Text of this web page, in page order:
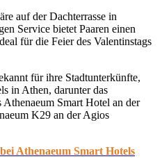
auf der Dachterrasse in
Service bietet Paaren einen
für die Feier des Valentinstags
für ihre Stadtunterkünfte,
in Athen, darunter das
Smart Hotel an der
K29 an der Agios
Athenaeum Smart Hotels